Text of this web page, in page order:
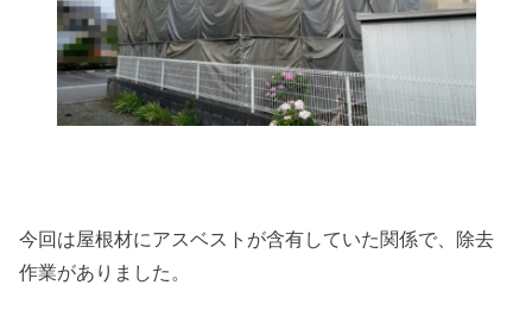
今回は屋根材にアスベストが含有していた関係で、除去
作業がありました。